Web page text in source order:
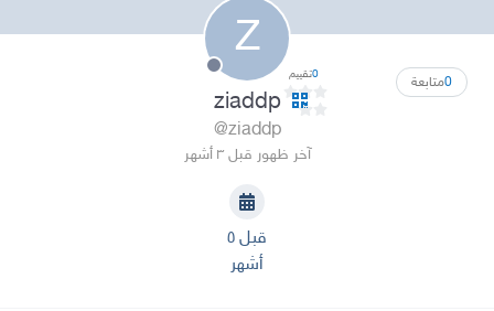
Z
0متابعة 0تقييم
ziaddp
@ziaddp
آخر ظهور قبل ٣ أشهر
قبل ٥
أشهر